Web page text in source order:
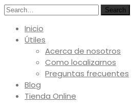
Search
Inicio
Útiles
Acerca de nosotros
Como localizarnos
Preguntas frecuentes
Blog
Tienda Online